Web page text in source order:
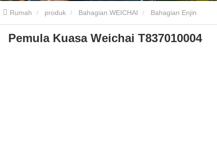
Rumah produk Bahagian WEICHAI Bahagian Enjin
WEICHAI Pemula Kuasa Weichai T837010004
Pemula Kuasa Weichai T837010004